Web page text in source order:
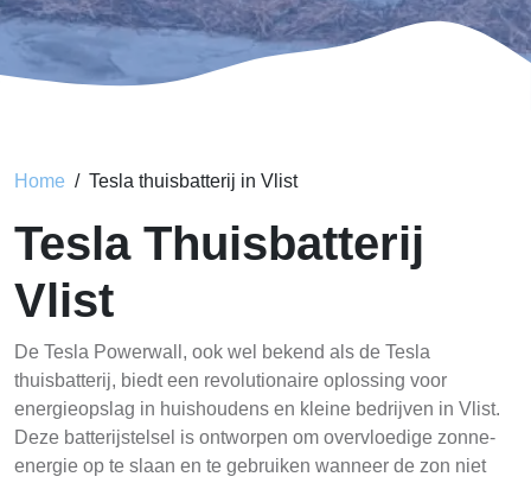
Home Tesla thuisbatterij in Vlist
Tesla Thuisbatterij
Vlist
De Tesla Powerwall, ook wel bekend als de Tesla
thuisbatterij, biedt een revolutionaire oplossing voor
energieopslag in huishoudens en kleine bedrijven in Vlist.
Deze batterijstelsel is ontworpen om overvloedige zonne-
energie op te slaan en te gebruiken wanneer de zon niet